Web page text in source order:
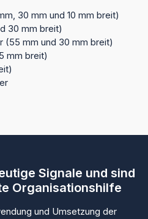
30 mm und 10 mm breit)
30 mm breit)
(55 mm und 30 mm breit)
mm breit)
Signale und sind
Organisationshilfe
und Umsetzung der